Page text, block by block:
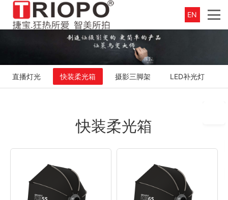
EN
直播灯光 快装柔光箱 摄影三脚架 LED补光灯
快装柔光箱